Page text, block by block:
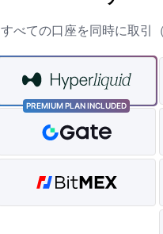
すべての口座を同時に取引
PREMIUM PLAN INCLUDED